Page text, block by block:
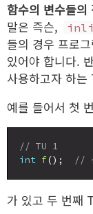
함수의 변수들의
말은 즉슨,
들의 경우 프로
있어야 합니다.
사용하고자 하
예를 들어서 첫
// TU 1
int f (); //
가 있고 두 번째